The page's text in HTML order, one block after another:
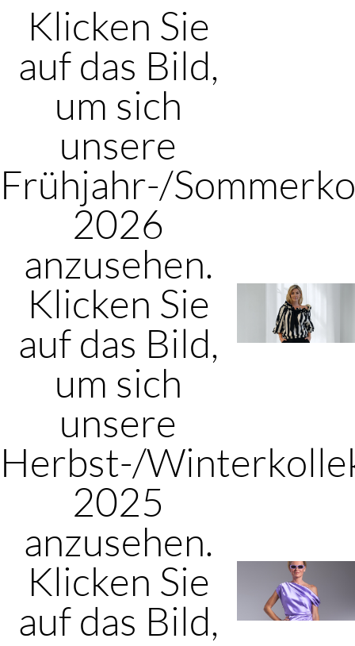
Klicken Sie
auf das Bild,
um sich
unsere
Frühjahr-/
2026
anzusehen.
Klicken Sie
auf das Bild,
um sich
unsere
Herbst-/
2025
anzusehen.
Klicken Sie
auf das Bild,